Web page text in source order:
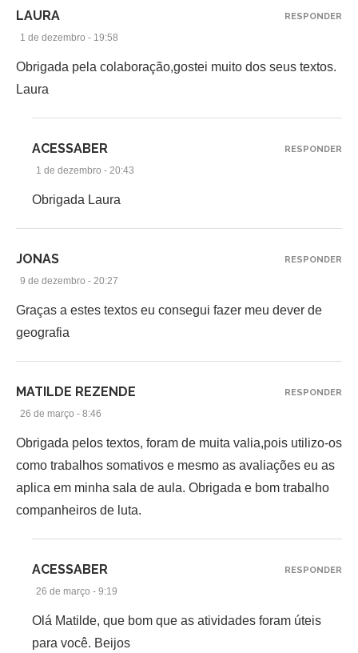
LAURA
1 de dezembro - 19:58
Obrigada pela colaboração,gostei muito dos seus textos.
Laura
RESPONDER
ACESSABER
1 de dezembro - 20:43
Obrigada Laura
RESPONDER
JONAS
9 de dezembro - 20:27
Graças a estes textos eu consegui fazer meu dever de
geografia
RESPONDER
MATILDE REZENDE
26 de março - 8:46
Obrigada pelos textos, foram de muita valia,pois utilizo-os
como trabalhos somativos e mesmo as avaliações eu as
aplica em minha sala de aula. Obrigada e bom trabalho
companheiros de luta.
RESPONDER
ACESSABER
26 de março - 9:19
Olá Matilde, que bom que as atividades foram úteis
para você. Beijos
RESPONDER